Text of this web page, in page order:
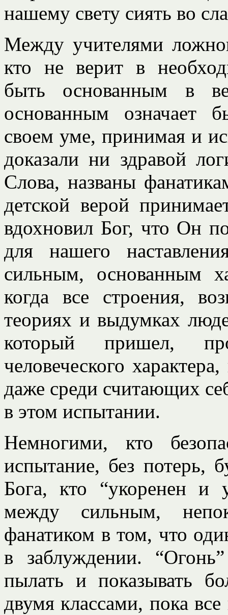
нашему свету сиять во
Между учителями
кто не верит в
быть основанным в
основанным означает
своем уме, принимая и
доказали ни здравой
Слова, названы
детской верой
вдохновил Бог, что Он
для нашего
сильным, основанным
когда все строения,
теориях и выдумках
который пришел,
человеческого
даже среди считающих
в этом испытании.
Немногими, кто
испытание, без потерь,
Бога, кто “укоренен и
между сильным,
фанатиком в том, что
в заблуждении.
пылать и показывать
двумя классами, пока